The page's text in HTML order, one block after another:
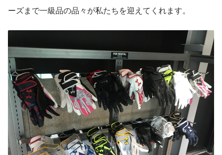
ーズまで一級品の品々が私たちを迎えてくれます。